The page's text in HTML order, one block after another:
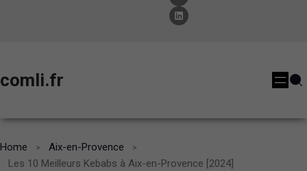
comli.fr
Home
Aix-en-Provence
Les 10 Meilleurs Kebabs à Aix-en-Provence [2024]